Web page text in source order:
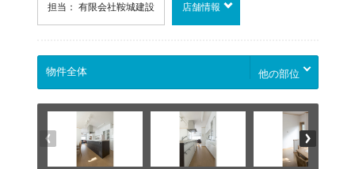
担当： 有限会社鞍城建設 店舗情報
他の部位